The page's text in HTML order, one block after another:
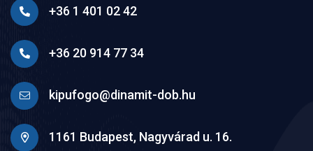
+36 1 401 02 42
+36 20 914 77 34
kipufogo@dinamit-dob.hu
1161 Budapest, Nagyvárad u. 16.